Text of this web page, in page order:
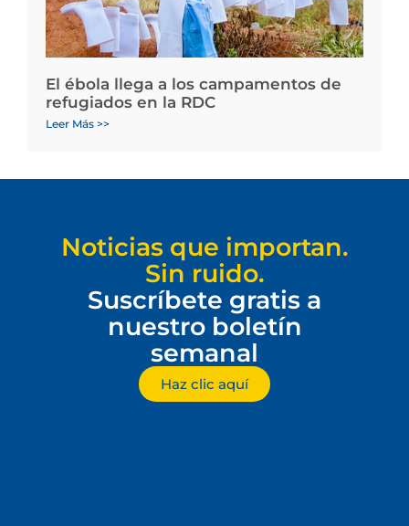
El ébola llega a los campamentos de
refugiados en la RDC
Leer Más >>
Noticias que importan.
Sin ruido.
Suscríbete gratis a
nuestro boletín
semanal
Haz clic aquí